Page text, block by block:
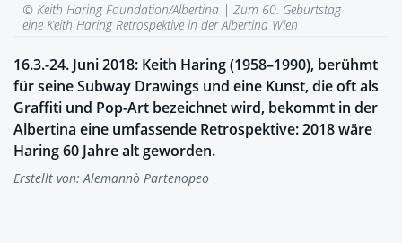
© Keith Haring Foundation/Albertina |Zum 60. Geburtstag
eine Keith Haring Retrospektive in der Albertina Wien
16.3.-24. Juni 2018: Keith Haring (1958–1990), berühmt
für seine Subway Drawings und eine Kunst, die oft als
Graffiti und Pop-Art bezeichnet wird, bekommt in der
Albertina eine umfassende Retrospektive: 2018 wäre
Haring 60 Jahre alt geworden.
Erstellt von:Alemannò Partenopeo